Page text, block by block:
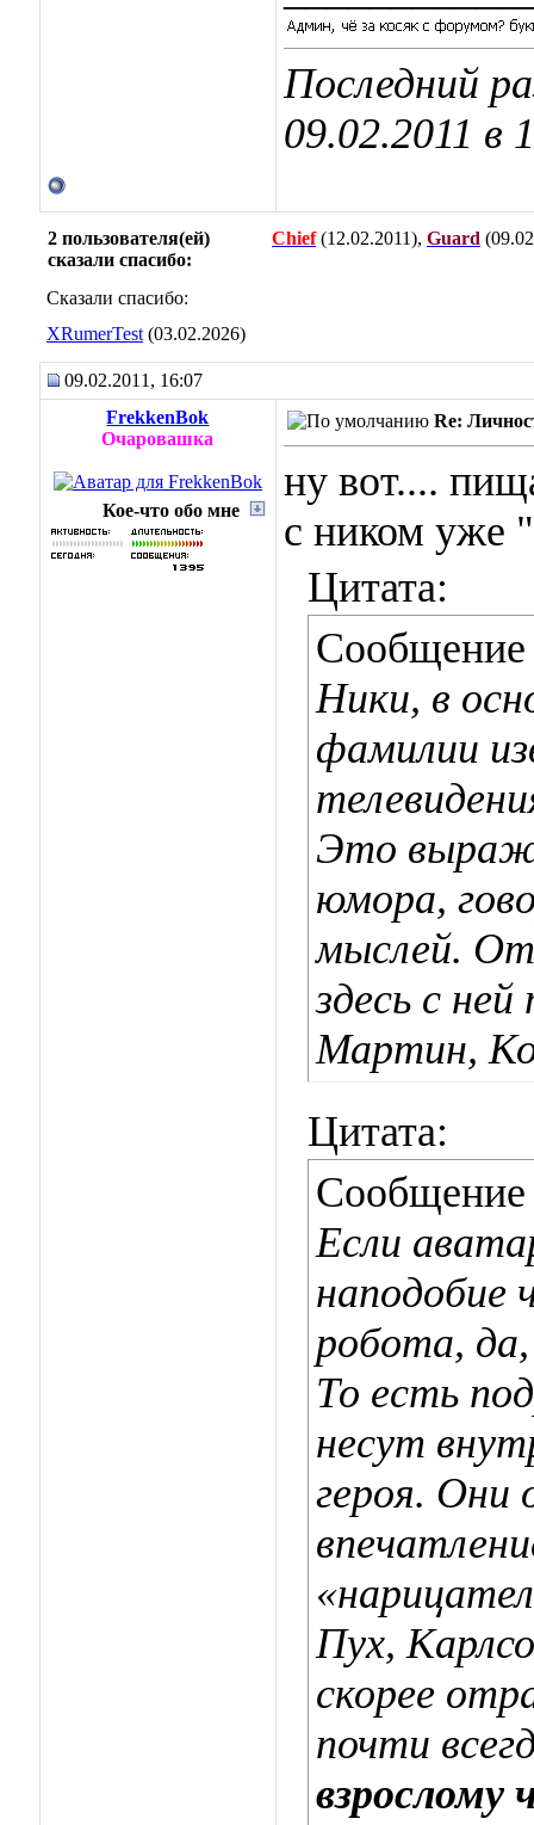
Последний
09.02.2011 в
2 пользователя(ей)
сказали cпасибо:
Chief(12.02.2011), Guard
Сказали спасибо:
XRumerTest (03.02.2026)
09.02.2011, 16:07
FrekkenBok
Очаровашка
Кое-что обо мне
Re:
ну вот....
с ником уже
Цитата:
Ники, в
фамилии
Это
юмора,
мыслей.
здесь с
Мартин,
Цитата:
Если
наподобие
робота, да,
То есть
несут
героя.
Пух,
скорее
почти
взрослому